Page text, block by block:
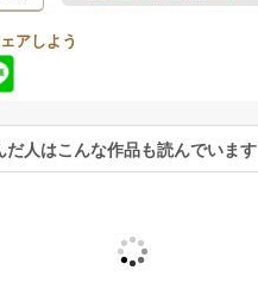
アしよう
だ人はこんな作品も読んでいます